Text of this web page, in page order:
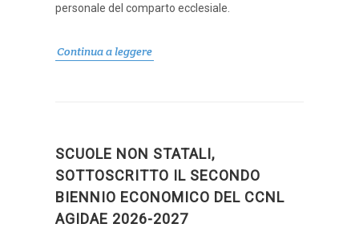
personale del comparto ecclesiale.
Continua a leggere
SCUOLE NON STATALI,
SOTTOSCRITTO IL SECONDO
BIENNIO ECONOMICO DEL CCNL
AGIDAE 2026-2027